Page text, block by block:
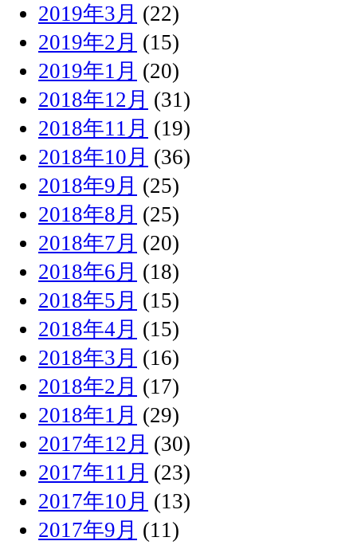
2019年3月 (22)
2019年2月 (15)
2019年1月 (20)
2018年12月 (31)
2018年11月 (19)
2018年10月 (36)
2018年9月 (25)
2018年8月 (25)
2018年7月 (20)
2018年6月 (18)
2018年5月 (15)
2018年4月 (15)
2018年3月 (16)
2018年2月 (17)
2018年1月 (29)
2017年12月 (30)
2017年11月 (23)
2017年10月 (13)
2017年9月 (11)